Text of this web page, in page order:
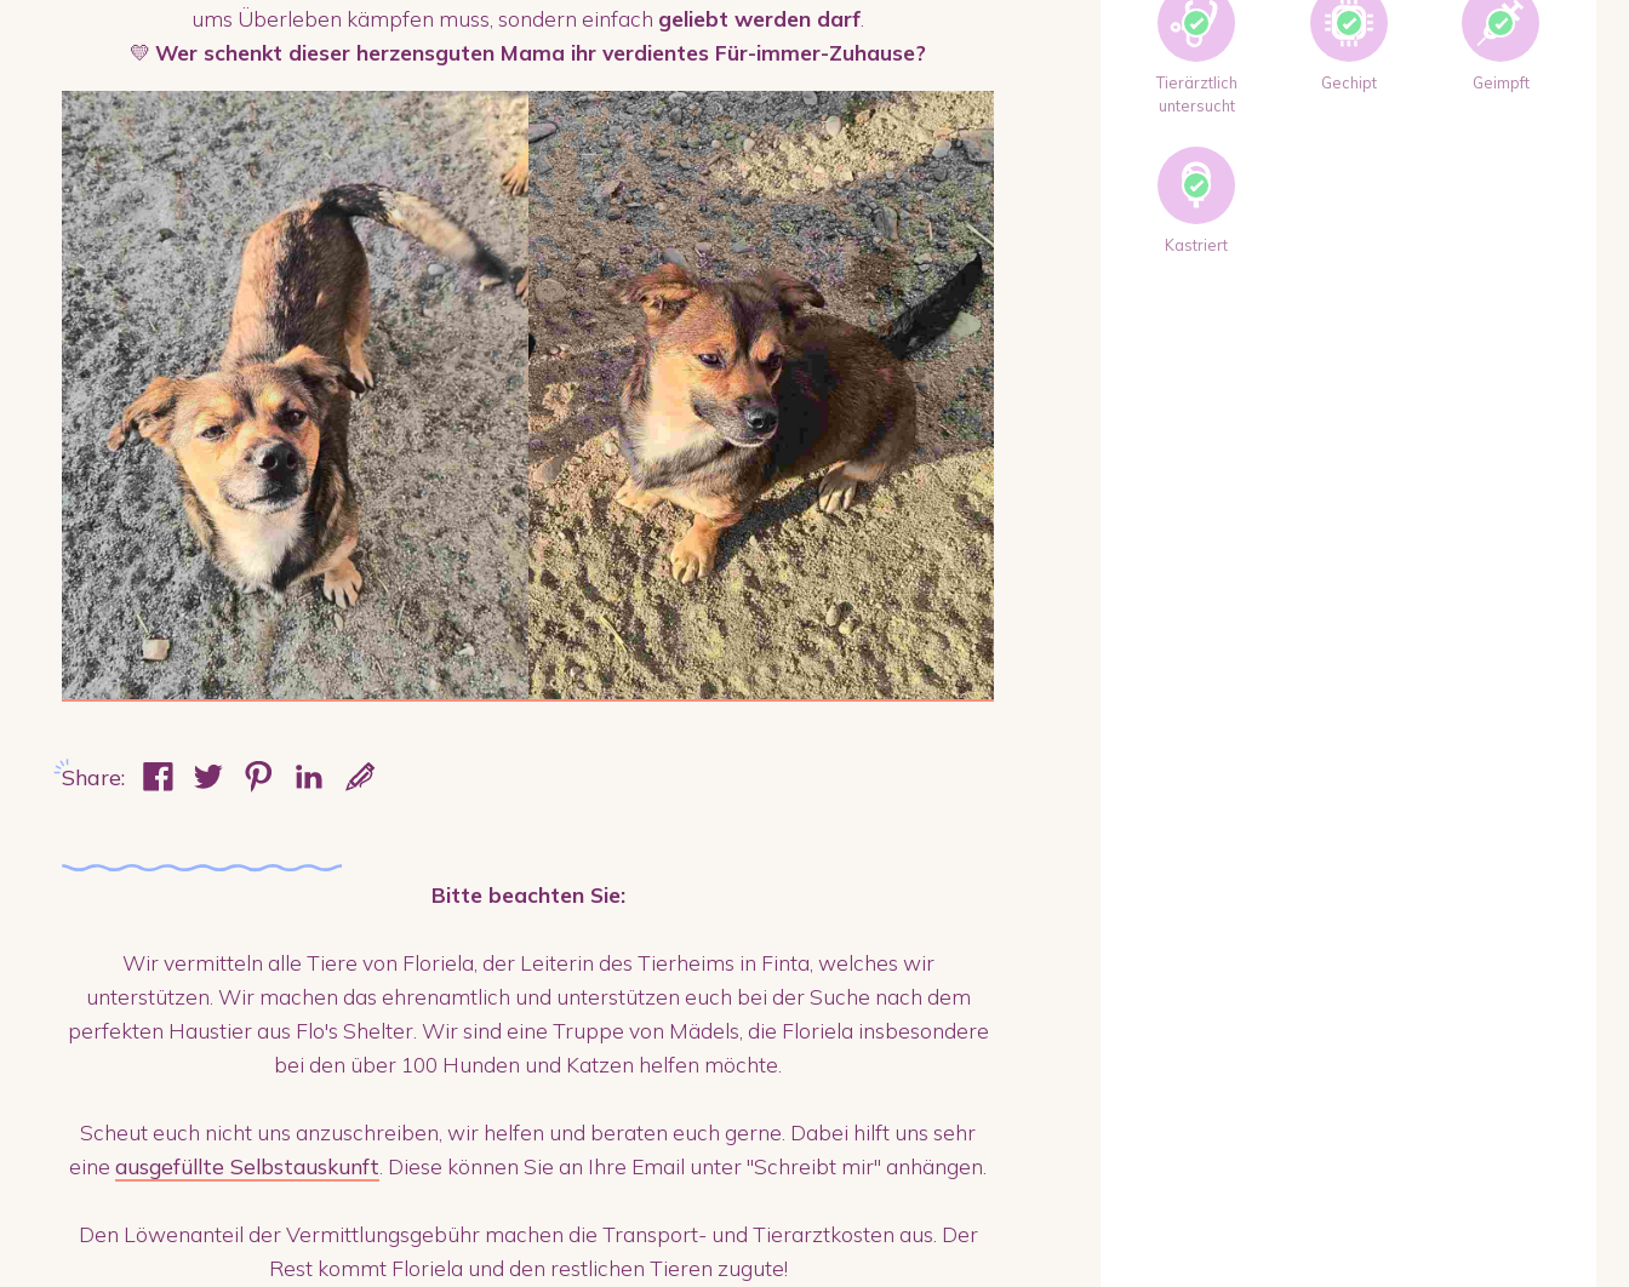
ums Überleben kämpfen muss, sondern einfach geliebt werden darf
💛Wer schenkt dieser herzensguten Mama ihr verdientes Für-immer-Zuhause?
Share:
Bitte beachten Sie:
Wir vermitteln alle Tiere von Floriela, der Leiterin des Tierheims in Finta, welches wir
unterstützen. Wir machen das ehrenamtlich und unterstützen euch bei der Suche nach dem
perfekten Haustier aus Flo's Shelter. Wir sind eine Truppe von Mädels, die Floriela insbesondere
bei den über 100 Hunden und Katzen helfen möchte.
Scheut euch nicht uns anzuschreiben, wir helfen und beraten euch gerne. Dabei hilft uns sehr
eineausgefüllte Selbstauskunft. Diese können Sie an Ihre Email unter "Schreibt mir" anhängen.
Den Löwenanteil der Vermittlungsgebühr machen die Transport- und Tierarztkosten aus. Der
Rest kommt Floriela und den restlichen Tieren zugute!
Tierärztlich
untersucht
Gechipt Geimpft
Kastriert